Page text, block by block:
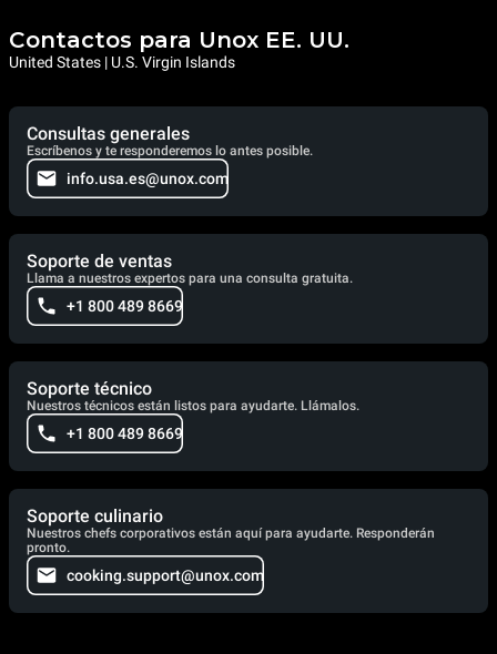
Contactos para Unox EE. UU.
United States | U.S. Virgin Islands
Consultas generales
Escríbenos y te responderemos lo antes posible.
info.usa.es@unox.com
Soporte de ventas
Llama a nuestros expertos para una consulta gratuita.
+1 800 489 8669
Soporte técnico
Nuestros técnicos están listos para ayudarte. Llámalos.
+1 800 489 8669
Soporte culinario
Nuestros chefs corporativos están aquí para ayudarte. Responderán
pronto.
cooking.support@unox.com